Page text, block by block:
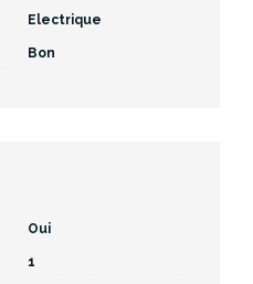
Electrique
Bon
Oui
1